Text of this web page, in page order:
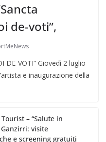
de-voti”,
DE-VOTI” Giovedì 2 luglio
e inaugurazione della
– “Salute in
Ganzirri: visite
e screening gratuiti